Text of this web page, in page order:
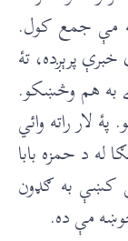
مې جمع کول.
پرېږده، تۀ
به هم وڅښکو.
لار راته وائي
د حمزه بابا
کښې به ګډون
مې ده.